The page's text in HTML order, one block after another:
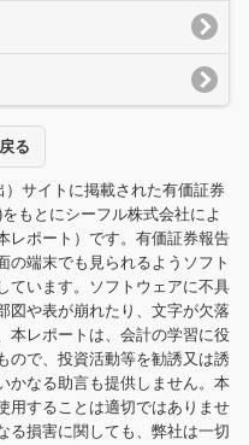
る
サイトに掲載された有価証券
もとにシーフル株式会社によ
レポート）です。有価証券報告
の端末でも見られるようソフト
ています。ソフトウェアに不具
図や表が崩れたり、文字が欠落
本レポートは、会計の学習に役
ので、投資活動等を勧誘又は誘
かなる助言も提供しません。本
用することは適切ではありませ
る損害に関しても、弊社は一切